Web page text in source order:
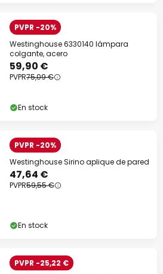
PVPR -20%
Westinghouse 6330140 lámpara
colgante, acero
59,90 €
PVPR75,09 €
En stock
PVPR -20%
Westinghouse Sirino aplique de pared
47,64 €
PVPR59,55 €
En stock
PVPR -25,22 €